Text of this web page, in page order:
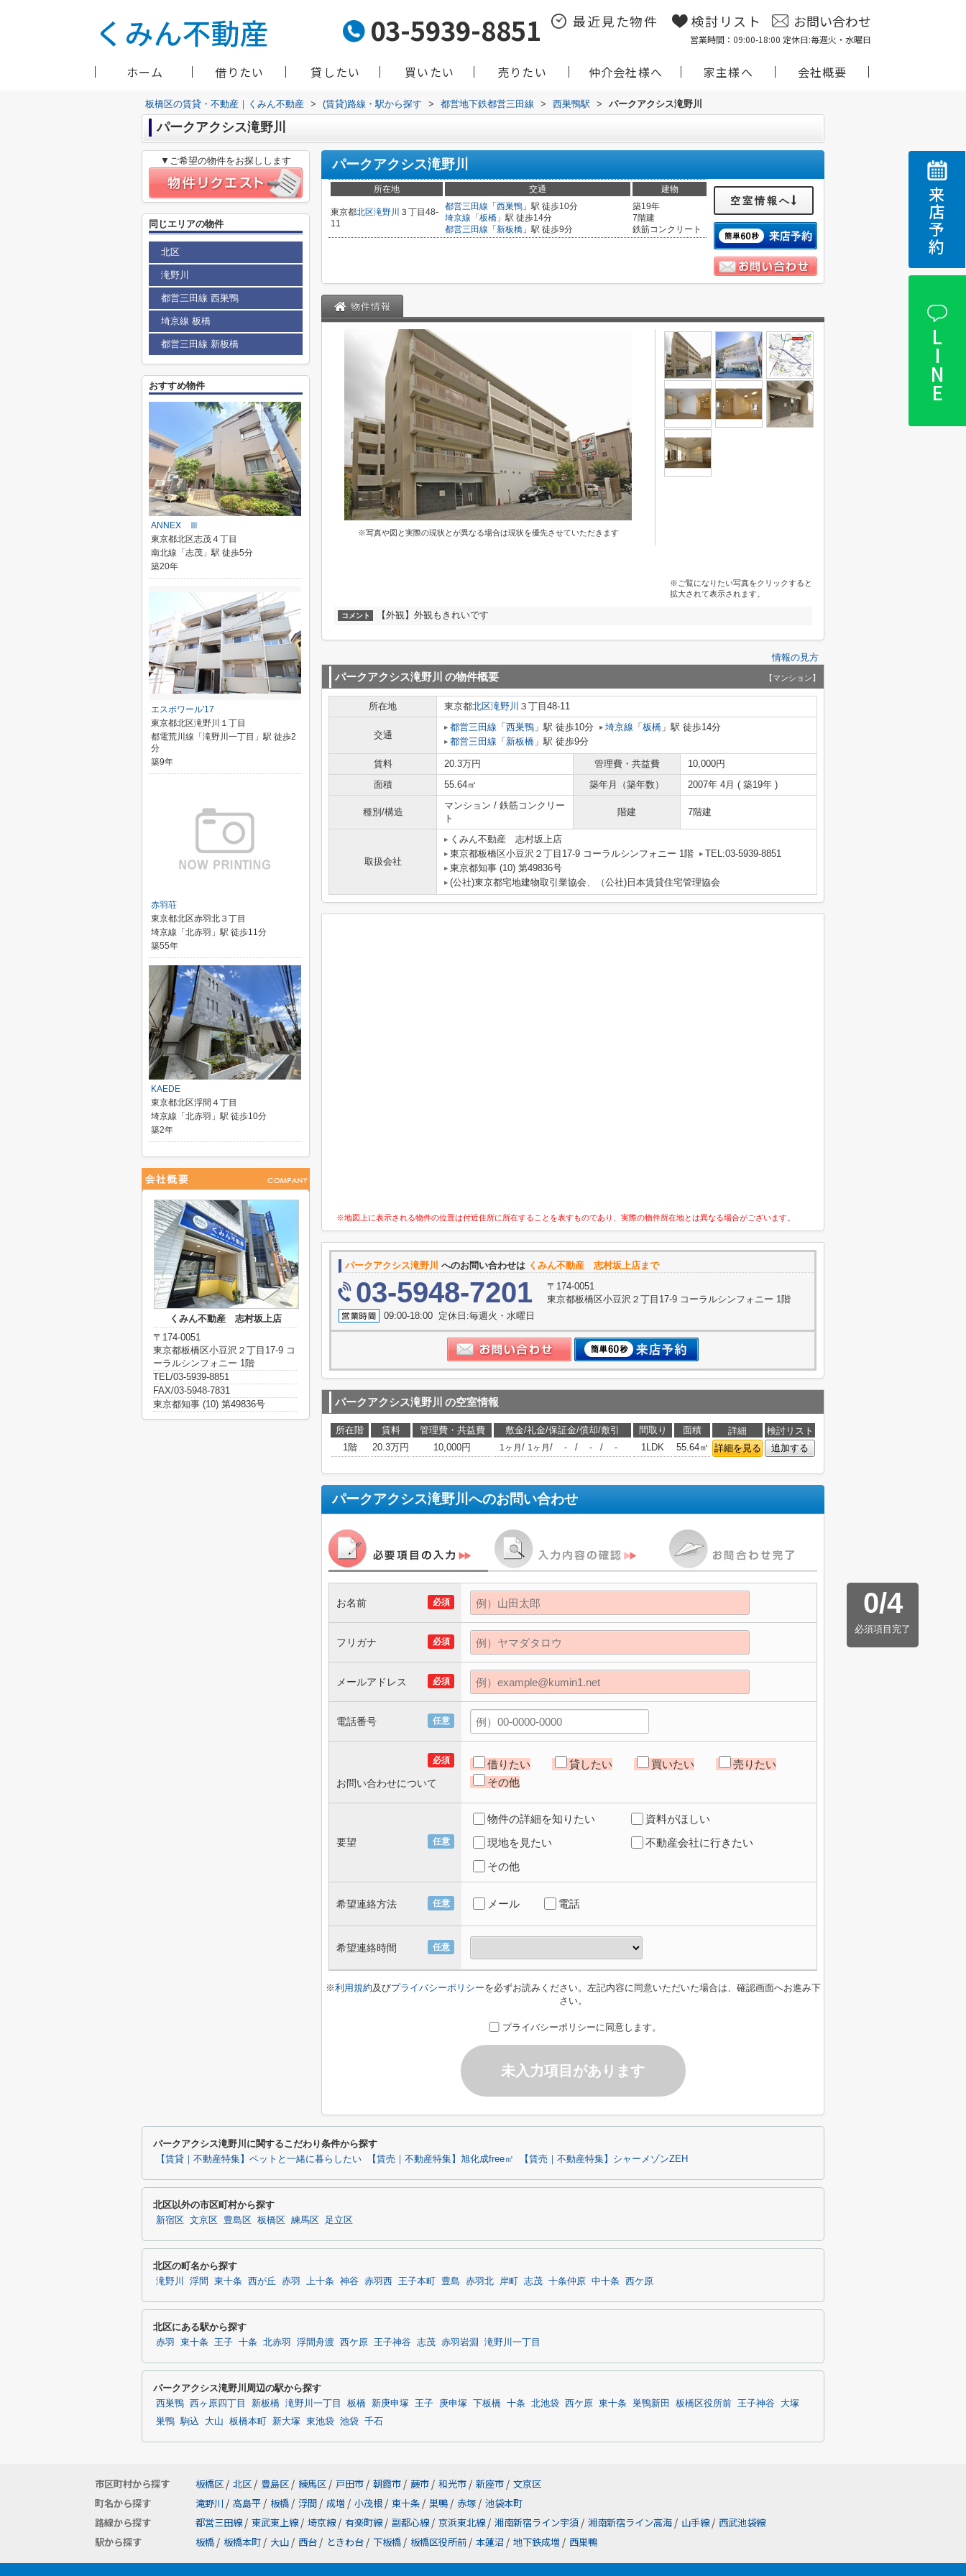
03-5939-8851 最近見た物件 検討リスト お問い合わせ
営業時間：09:00-18:00 定休日:毎週火・水曜日
ホーム 借りたい 貸したい 買いたい 売りたい 仲介会社様へ 家主様へ 会社概要
来店予約
LINE
板橋区の賃貸・不動産｜くみん不動産 > (賃貸)路線・駅から探す > 都営地下鉄都営三田線 > 西巣鴨駅 > パークアクシス滝野川
パークアクシス滝野川
パークアクシス滝野川
所在地 交通 建物
東京都北区滝野川 ３丁目48-
11
都営三田線 「 西巣鴨 」駅 徒歩10分
埼京線 「 板橋 」駅 徒歩14分
都営三田線 「 新板橋 」駅 徒歩9分
築19年
7階建
鉄筋コンクリート
空室情報へ
物件情報
※写真や図と実際の現状とが異なる場合は現状を優先させていただきます
※ご覧になりたい写真をクリックすると
拡大されて表示されます。
コメント 【外観】外観もきれいです
情報の見方
パークアクシス滝野川 の物件概要 【マンション】
所在地 東京都北区滝野川 ３丁目48-11
交通
都営三田線 「 西巣鴨 」駅 徒歩10分 埼京線 「 板橋 」駅 徒歩14分
都営三田線 「 新板橋 」駅 徒歩9分
賃料 20.3万円 管理費・共益費
10,000円
面積
55.64㎡ 築年月（築年数） 2007年 4月 ( 築19年 )
種別/構造
マンション / 鉄筋コンクリー
ト
階建 7階建
取扱会社
くみん不動産 志村坂上店
東京都板橋区小豆沢２丁目17-9 コーラルシンフォニー 1階
TEL:03-5939-8851
東京都知事 (10) 第49836号
(公社)東京都宅地建物取引業協会、（公社)日本賃貸住宅管理協会
※地図上に表示される物件の位置は付近住所に所在することを表すものであり、実際の物件所在地とは異なる場合がございます。
パークアクシス滝野川 へのお問い合わせは くみん不動産 志村坂上店まで
03-5948-7201
〒174-0051
東京都板橋区小豆沢２丁目17-9 コーラルシンフォニー 1階
09:00-18:00 定休日:毎週火・水曜日
パークアクシス滝野川 の空室情報
所在階 賃料 管理費・共益費 敷金/礼金/保証金/償却/敷引 間取り 面積 詳細
検討リスト
1階
20.3万円 10,000円 1ヶ月 / 1ヶ月 / - / - / - 1LDK 55.64㎡ 詳細を見る 追加する
パークアクシス滝野川 へのお問い合わせ
0/4
必須項目完了
必須
お名前
必須
フリガナ
必須
メールアドレス
任意
電話番号
必須
お問い合わせについて
借りたい 貸したい 買いたい
売りたい
その他
任意
要望
物件の詳細を知りたい
資料がほしい
現地を見たい
不動産会社に行きたい
その他
任意
希望連絡方法 メール 電話
任意
希望連絡時間
※利用規約及びプライバシーポリシーを必ずお読みください。左記内容に同意いただいた場合は、確認画面へお進み下
さい。
プライバシーポリシーに同意します。
未入力項目があります
▼ご希望の物件をお探しします
同じエリアの物件
北区
滝野川
都営三田線 西巣鴨
埼京線 板橋
都営三田線 新板橋
おすすめ物件
ANNEX Ⅲ
東京都北区志茂４丁目
南北線「志茂」駅 徒歩5分
築20年
エスポワール'17
東京都北区滝野川１丁目
都電荒川線「滝野川一丁目」駅 徒歩2
分
築9年
赤羽荘
東京都北区赤羽北３丁目
埼京線「北赤羽」駅 徒歩11分
築55年
KAEDE
東京都北区浮間４丁目
埼京線「北赤羽」駅 徒歩10分
築2年
くみん不動産 志村坂上店
〒174-0051
東京都板橋区小豆沢２丁目17-9 コ
ーラルシンフォニー 1階
TEL/03-5939-8851
FAX/03-5948-7831
東京都知事 (10) 第49836号
パークアクシス滝野川に関するこだわり条件から探す
【賃貸｜不動産特集】ペットと一緒に暮らしたい 【賃売｜不動産特集】旭化成free㎡ 【賃売｜不動産特集】シャーメゾンZEH
北区以外の市区町村から探す
新宿区 文京区 豊島区 板橋区 練馬区 足立区
北区の町名から探す
滝野川 浮間 東十条 西が丘 赤羽 上十条 神谷 赤羽西 王子本町 豊島 赤羽北 岸町 志茂 十条仲原 中十条 西ケ原
北区にある駅から探す
赤羽 東十条 王子 十条 北赤羽 浮間舟渡 西ケ原 王子神谷 志茂 赤羽岩淵 滝野川一丁目
パークアクシス滝野川周辺の駅から探す
西巣鴨 西ヶ原四丁目 新板橋 滝野川一丁目 板橋 新庚申塚 王子 庚申塚 下板橋 十条 北池袋 西ケ原 東十条 巣鴨新田 板橋区役所前 王子神谷
大塚
巣鴨 駒込 大山 板橋本町 新大塚 東池袋 池袋 千石
市区町村から探す 板橋区 / 北区 / 豊島区 / 練馬区 / 戸田市 / 朝霞市 / 蕨市 / 和光市 / 新座市 / 文京区
町名から探す
滝野川 / 高島平 / 板橋 / 浮間 / 成増 / 小茂根 / 東十条 / 巣鴨 / 赤塚 / 池袋本町
路線から探す
都営三田線 / 東武東上線 / 埼京線 / 有楽町線 / 副都心線 / 京浜東北線 / 湘南新宿ライン宇須 / 湘南新宿ライン高海 / 山手線 / 西武池袋線
駅から探す
板橋 / 板橋本町 / 大山 / 西台 / ときわ台 / 下板橋 / 板橋区役所前 / 本蓮沼 / 地下鉄成増 / 西巣鴨